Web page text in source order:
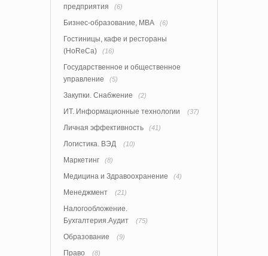
предприятия
(6)
Бизнес-образование, MBA (6)
Гостиницы, кафе и рестораны
(HoReCa)
(16)
Государственное и общественное
управление
(5)
Закупки. Снабжение (2)
ИТ. Информационные технологии (37)
Личная эффективность (41)
Логистика. ВЭД (10)
Маркетинг (8)
Медицина и Здравоохранение (4)
Менеджмент (21)
Налогообложение.
Бухгалтерия.Аудит
(75)
Образование (9)
Право (8)